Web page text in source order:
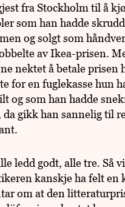
fra Stock­holm til å
som han hadde skrudd
og solgt som
av Ikea-prisen.
nektet å betale prisen
for en fugle­kasse hun
og som han hadde
da gikk han san­ne­lig til
ledd godt, alle tre. Så
kan­skje ha felt en
om at den